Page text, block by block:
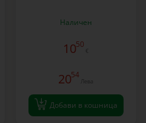
Наличен
1050
€
2054
Лева
Добави в кошница